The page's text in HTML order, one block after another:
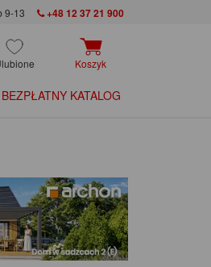
9-13 +48 12 37 21 900
Koszyk
KATALOG